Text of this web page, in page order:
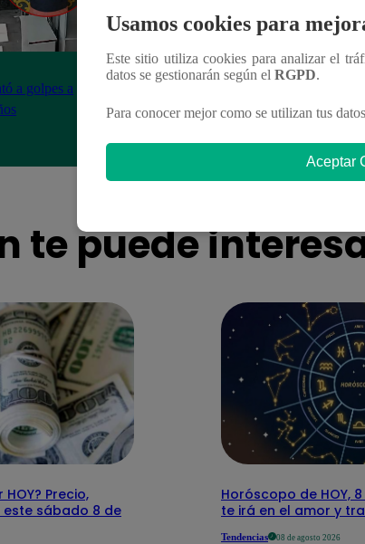
a golpes a
Castillo: “Actuaremos de
te puede
Precio,
sábado 8 de
Horóscopo de HOY,
te irá en el amor y
Tendencias 08 de agosto 2026
Usamos cookies para
Este sitio utiliza cookies para analizar el
datos se gestionarán según el RGPD.
Para conocer mejor como se utilizan tus
Aceptar